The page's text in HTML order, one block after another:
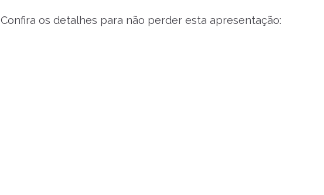
Confira os detalhes para não perder esta apresentação: